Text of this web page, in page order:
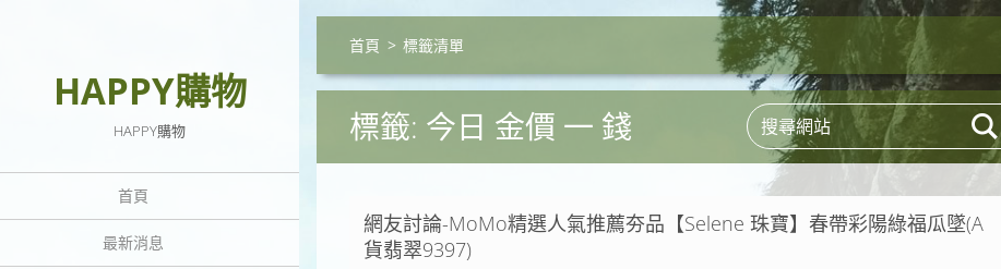
HAPPY購物
HAPPY購物
首頁
最新消息
首頁 > 標籤清單
標籤: 今日 金價 一 錢
網友討論-MoMo精選人氣推薦夯品【Selene 珠寶】春帶彩陽綠福瓜墜(A
貨翡翠9397)